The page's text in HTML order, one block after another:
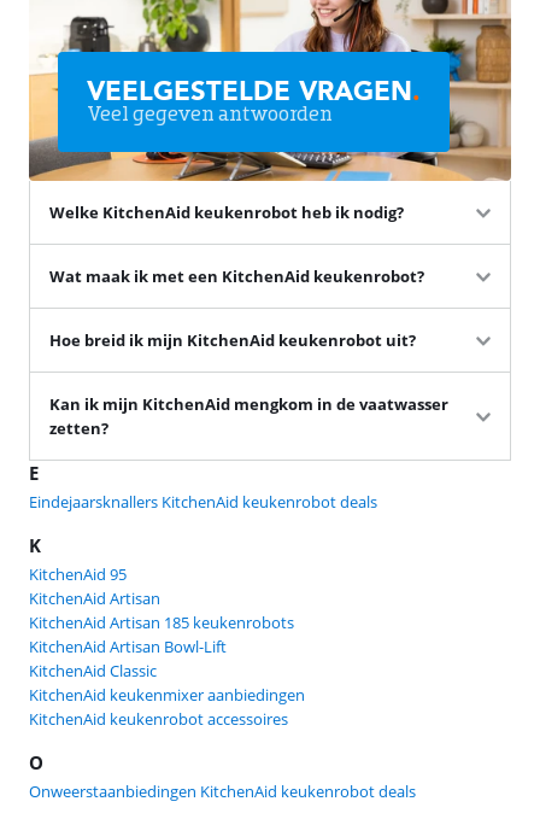
Welke KitchenAid keukenrobot heb ik nodig?
Wat maak ik met een KitchenAid keukenrobot?
Hoe breid ik mijn KitchenAid keukenrobot uit?
Kan ik mijn KitchenAid mengkom in de vaatwasser
zetten?
VEELGESTELDE VRAGEN.
Veel gegeven antwoorden
E
Eindejaarsknallers KitchenAid keukenrobot deals
K
KitchenAid 95
KitchenAid Artisan
KitchenAid Artisan 185 keukenrobots
KitchenAid Artisan Bowl-Lift
KitchenAid Classic
KitchenAid keukenmixer aanbiedingen
KitchenAid keukenrobot accessoires
O
Onweerstaanbiedingen KitchenAid keukenrobot deals